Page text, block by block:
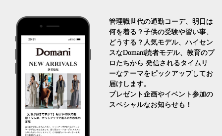
管理職世代の通勤コーデ、明日は
何を着る？子供の受験や習い事、
どうする？人気モデル、ハイセン
スなDomani読者モデル、教育のプ
ロたちから 発信されるタイムリ
ーなテーマをピックアップしてお
届けします。
プレゼント企画やイベント参加の
スペシャルなお知らせも！